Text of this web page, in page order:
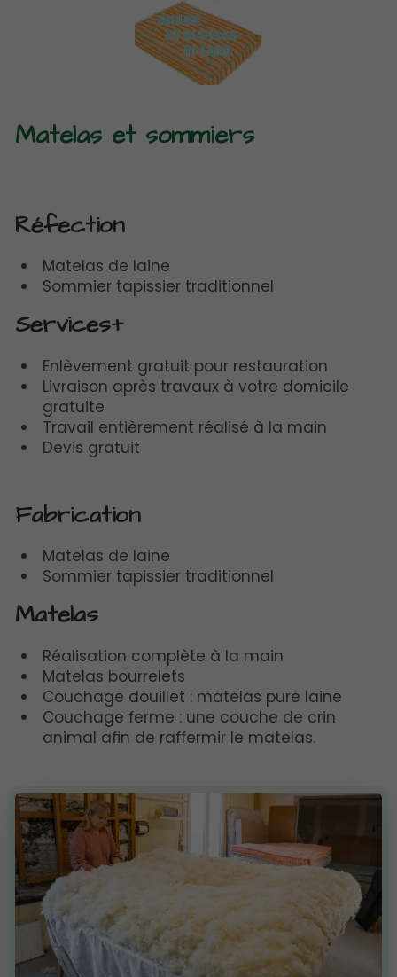
Matelas et sommiers
Réfection
Matelas de laine
Sommier tapissier traditionnel
Services+
Enlèvement gratuit pour restauration
Livraison après travaux à votre domicile
gratuite
Travail entièrement réalisé à la main
Devis gratuit
Fabrication
Matelas de laine
Sommier tapissier traditionnel
Matelas
Réalisation complète à la main
Matelas bourrelets
Couchage douillet : matelas pure laine
Couchage ferme : une couche de crin
animal afin de raffermir le matelas.